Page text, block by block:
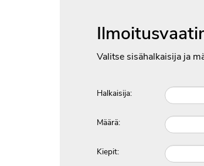
Valitse sisähalkaisija ja
Halkaisija:
Määrä:
Kiepit: